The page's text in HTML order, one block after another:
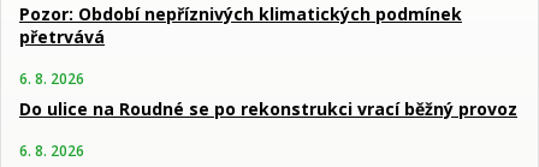
Pozor: Období nepříznivých klimatických podmínek
přetrvává
6. 8. 2026
Do ulice na Roudné se po rekonstrukci vrací běžný provoz
6. 8. 2026